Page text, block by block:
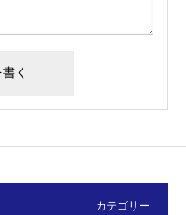
カテゴリー